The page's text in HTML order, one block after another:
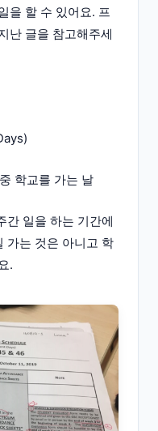
을 할 수 있어요. 프
난 글을 참고해주세
학교를 가는 날
간 일을 하는 기간에
가는 것은 아니고 학
.